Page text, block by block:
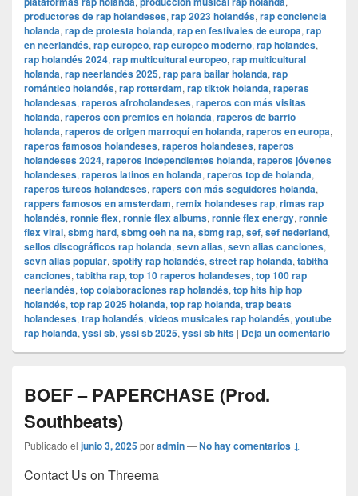
productores de rap holandeses, rap 2023 holandés, rap conciencia
holanda, rap de protesta holanda, rap en festivales de europa, rap
en neerlandés, rap europeo, rap europeo moderno, rap holandes,
rap holandés 2024, rap multicultural europeo, rap multicultural
holanda, rap neerlandés 2025, rap para bailar holanda, rap
romántico holandés, rap rotterdam, rap tiktok holanda, raperas
holandesas, raperos afroholandeses, raperos con más visitas
holanda, raperos con premios en holanda, raperos de barrio
holanda, raperos de origen marroquí en holanda, raperos en europa,
raperos famosos holandeses, raperos holandeses, raperos
holandeses 2024, raperos independientes holanda, raperos jóvenes
holandeses, raperos latinos en holanda, raperos top de holanda,
raperos turcos holandeses, rapers con más seguidores holanda,
rappers famosos en amsterdam, remix holandeses rap, rimas rap
holandés, ronnie flex, ronnie flex albums, ronnie flex energy, ronnie
flex viral, sbmg hard, sbmg oeh na na, sbmg rap, sef, sef nederland,
sellos discográficos rap holanda, sevn alias, sevn alias canciones,
sevn alias popular, spotify rap holandés, street rap holanda, tabitha
canciones, tabitha rap, top 10 raperos holandeses, top 100 rap
neerlandés, top colaboraciones rap holandés, top hits hip hop
holandés, top rap 2025 holanda, top rap holanda, trap beats
holandeses, trap holandés, videos musicales rap holandés, youtube
rap holanda, yssi sb, yssi sb 2025, yssi sb hits | Deja un comentario
BOEF – PAPERCHASE (Prod.
Southbeats)
Publicado el junio 3, 2025poradmin—No hay comentarios ↓
Contact Us on Threema